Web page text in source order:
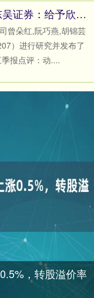
免息配资官网 东吴证券：给予欣旺达买入评级，目标价46.0元
曾朵红,阮巧燕,胡锦芸
）进行研究并发布了
报点评：动....
，转股溢价率